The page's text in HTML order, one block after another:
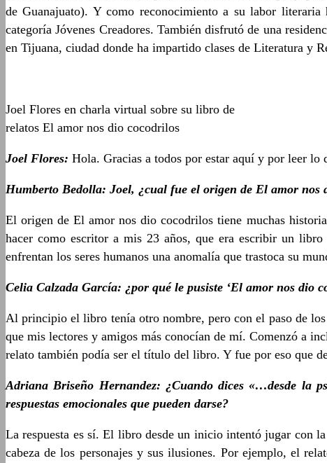
de Guanajuato). Y como reconocimiento a su labor
categoría Jóvenes Creadores. También disfrutó de una
en Tijuana, ciudad donde ha impartido clases de Literatura y
Joel Flores en charla virtual sobre su libro de
relatos El amor nos dio cocodrilos
Joel Flores: Hola. Gracias a todos por estar aquí y por leer lo
Humberto Bedolla: Joel, ¿cual fue el origen de El amor nos
El origen de El amor nos dio cocodrilos tiene muchas
hacer como escritor a mis 23 años, que era escribir un
enfrentan los seres humanos una anomalía que trastoca su
Celia Calzada García: ¿por qué le pusiste ‘El amor nos dio
Al principio el libro tenía otro nombre, pero con el paso de
que mis lectores y amigos más conocían de mí. Comenzó a
relato también podía ser el título del libro. Y fue por eso que
Adriana Briseño Hernandez: ¿Cuando dices «…desde la
respuestas emocionales que pueden darse?
La respuesta es sí. El libro desde un inicio intentó jugar con
cabeza de los personajes y sus ilusiones. Por ejemplo, el